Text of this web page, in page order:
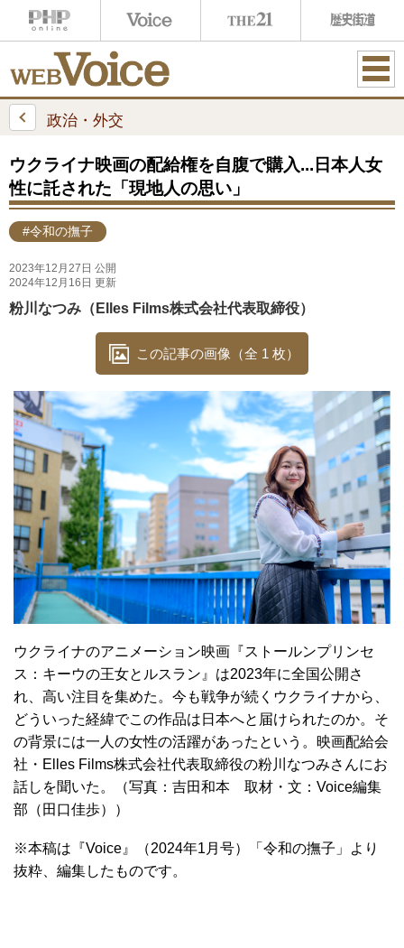
ME
政治・外交
ウクライナ映画の配給権を自腹で購入...日本人女
性に託された「現地人の思い」
#令和の撫子
2023年12月27日 公開
2024年12月16日 更新
粉川なつみ（Elles Films株式会社代表取締役）
この記事の画像（全 1 枚）
ウクライナのアニメーション映画『ストールンプリンセ
ス：キーウの王女とルスラン』は2023年に全国公開さ
れ、高い注目を集めた。今も戦争が続くウクライナから、
どういった経緯でこの作品は日本へと届けられたのか。そ
の背景には一人の女性の活躍があったという。映画配給会
社・Elles Films株式会社代表取締役の粉川なつみさんにお
話しを聞いた。（写真：吉田和本 取材・文：Voice編集
部（田口佳歩））
※本稿は『Voice』（2024年1月号）「令和の撫子」より
抜粋、編集したものです。